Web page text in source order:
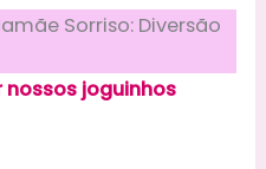
Sorriso: Diversão
joguinhos